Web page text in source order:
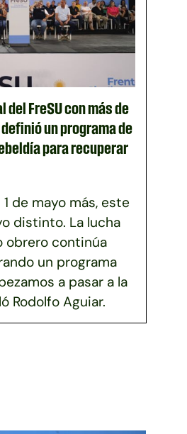
del FreSU con más de
un programa de
para recuperar
de mayo más, este
distinto. La lucha
obrero continúa
un programa
a pasar a la
Rodolfo Aguiar.